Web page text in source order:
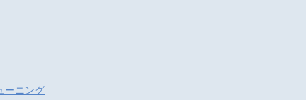
ーニング